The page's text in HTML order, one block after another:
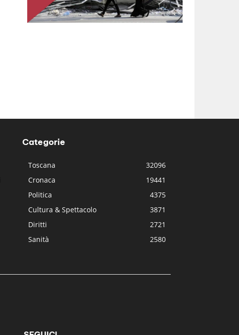
Categorie
Toscana
32096
Cronaca
19441
Politica
4375
Cultura & Spettacolo
3871
Diritti
2721
Sanità
2580